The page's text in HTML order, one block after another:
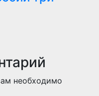
необходимо